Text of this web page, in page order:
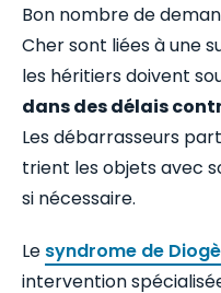
Bon nombre de
Cher sont liées à une
les héritiers doivent
dans des délais
Les débarrasseurs
trient les objets avec
si nécessaire.
Le syndrome de
intervention